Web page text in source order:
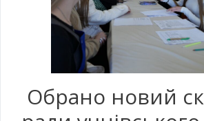
Обрано новий